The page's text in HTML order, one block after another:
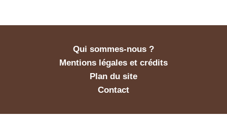
Qui sommes-nous ?
Mentions légales et crédits
Plan du site
Contact